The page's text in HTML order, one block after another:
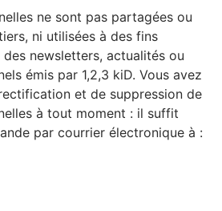
ne sont pas partagées ou
ni utilisées à des fins
newsletters, actualités ou
émis par 1,2,3 kiD. Vous avez
et de suppression de
à tout moment : il suffit
par courrier électronique à :